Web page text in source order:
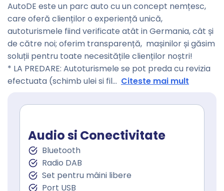
AutoDE este un parc auto cu un concept nemțesc,
care oferă clienților o experiență unică,
autoturismele fiind verificate atât in Germania, cât și
de către noi; oferim transparență, mașinilor și găsim
soluții pentru toate necesitățile clienților noștri!
* LA PREDARE: Autoturismele se pot preda cu revizia
efectuata (schimb ulei si fil... Citeste mai mult
Audio si Conectivitate
Bluetooth
Radio DAB
Set pentru mâini libere
Port USB